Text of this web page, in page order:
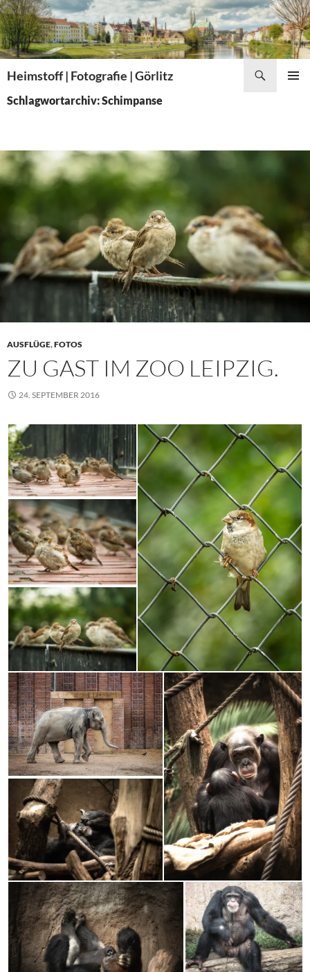
Zum
Inhalt
springen
Heimstoff | Fotografie | Görlitz
Schlagwortarchiv: Schimpanse
AUSFLÜGE,FOTOS
ZU GAST IM ZOO LEIPZIG.
24. SEPTEMBER 2016